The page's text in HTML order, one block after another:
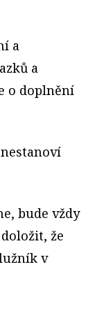
a
a
o doplnění
bude vždy
že
v